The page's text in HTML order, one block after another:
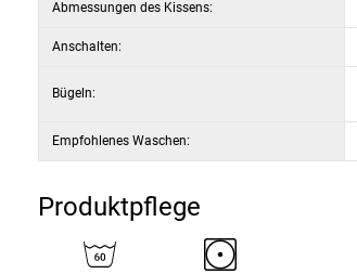
Abmessungen des Kissens:
Anschalten:
Bügeln:
Empfohlenes Waschen:
Produktpflege